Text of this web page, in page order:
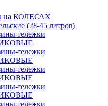
на КОЛЕСАХ
(28-45 литров)
тележки
тележки
тележки
тележки
тележки